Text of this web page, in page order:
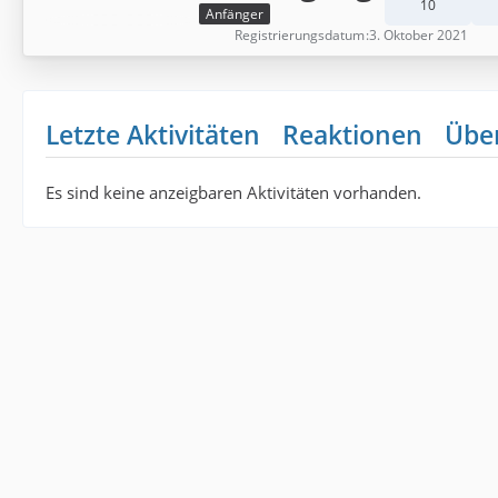
Anfänger
10
Registrierungsdatum 3. Oktober 2021
Letzte Aktivitäten Reaktionen
Es sind keine anzeigbaren Aktivitäten vorhanden.